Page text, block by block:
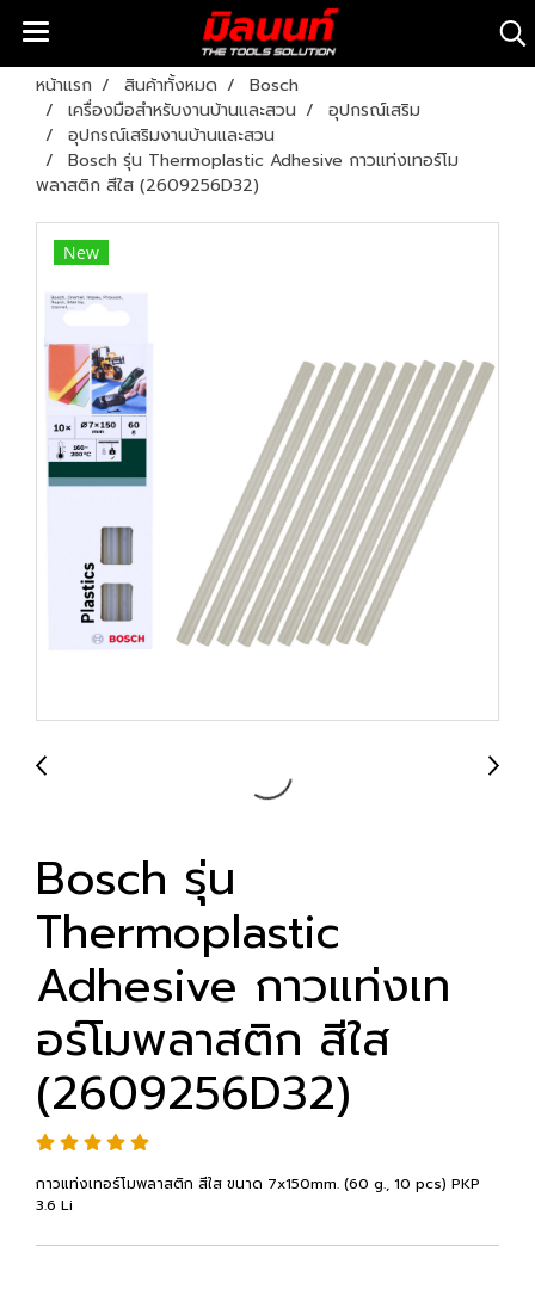
หน้าแรก สินค้าทั้งหมด
Bosch
เครื่องมือสำหรับงานบ้านและสวน
อุปกรณ์เสริม
อุปกรณ์เสริมงานบ้านและสวน
Bosch รุ่น Thermoplastic Adhesive กาวแท่งเทอร์โม
พลาสติก สีใส (2609256D32)
New
Bosch รุ่น
Thermoplastic
Adhesive กาวแท่งเท
อร์โมพลาสติก สีใส
(2609256D32)
กาวแท่งเทอร์โมพลาสติก สีใส ขนาด 7x150mm. (60 g., 10 pcs) PKP
3.6 Li